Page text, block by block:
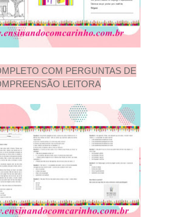
COM PERGUNTAS DE
LEITORA